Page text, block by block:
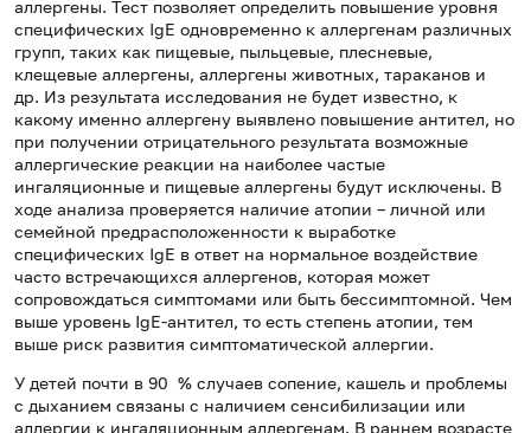
аллергены. Тест позволяет определить повышение уровня
специфических IgE одновременно к аллергенам различных
групп, таких как пищевые, пыльцевые, плесневые,
клещевые аллергены, аллергены животных, тараканов и
др. Из результата исследования не будет известно, к
какому именно аллергену выявлено повышение антител, но
при получении отрицательного результата возможные
аллергические реакции на наиболее частые
ингаляционные и пищевые аллергены будут исключены. В
ходе анализа проверяется наличие атопии – личной или
семейной предрасположенности к выработке
специфических IgE в ответ на нормальное воздействие
часто встречающихся аллергенов, которая может
сопровождаться симптомами или быть бессимптомной. Чем
выше уровень IgE-антител, то есть степень атопии, тем
выше риск развития симптоматической аллергии.
У детей почти в 90 % случаев сопение, кашель и проблемы
с дыханием связаны с наличием сенсибилизации или
аллергии к ингаляционным аллергенам. В раннем возрасте